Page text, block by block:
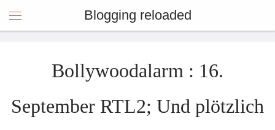
Blogging reloaded
Bollywoodalarm : 16.
September RTL2; Und plötzlich